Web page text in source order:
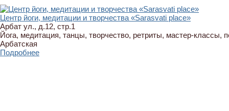
Центр йоги, медитации и творчества «Sarasvati place»
Арбат ул., д.12, стр.1
Йога, медитация, танцы, творчество, ретриты, мастер-классы,
Арбатская
Подробнее